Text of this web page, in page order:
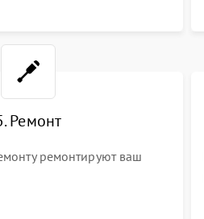
Ремонт
ремонтируют ваш